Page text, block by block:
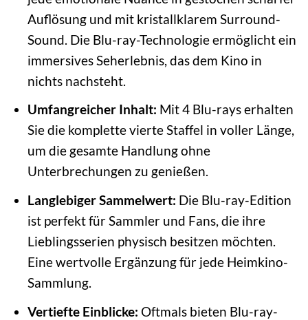
Auflösung und mit kristallklarem Surround-
Sound. Die Blu-ray-Technologie ermöglicht ein
immersives Seherlebnis, das dem Kino in
nichts nachsteht.
Umfangreicher Inhalt: Mit 4 Blu-rays erhalten
Sie die komplette vierte Staffel in voller Länge,
um die gesamte Handlung ohne
Unterbrechungen zu genießen.
Langlebiger Sammelwert: Die Blu-ray-Edition
ist perfekt für Sammler und Fans, die ihre
Lieblingsserien physisch besitzen möchten.
Eine wertvolle Ergänzung für jede Heimkino-
Sammlung.
Vertiefte Einblicke: Oftmals bieten Blu-ray-